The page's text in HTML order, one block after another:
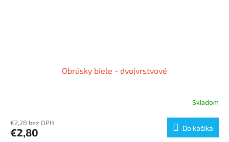
Obrúsky biele - dvojvrstvové
Skladom
€2,28 bez DPH
€2,80 Do košíka